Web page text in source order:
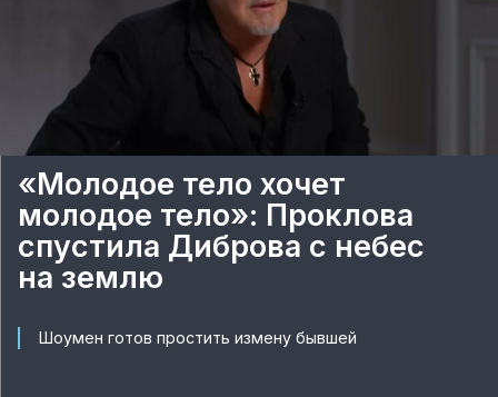
«Молодое тело хочет
молодое тело»: Проклова
спустила Диброва с небес
на землю
Шоумен готов простить измену бывшей